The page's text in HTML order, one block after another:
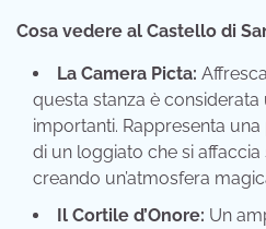
Cosa vedere al Castello di
La Camera Picta:
questa stanza è
importanti. Rappresenta
di un loggiato che si
creando un’atmosfera
Il Cortile d’Onore: Un